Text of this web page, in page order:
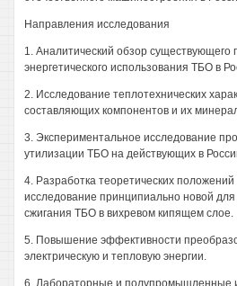
Направления исследования
1. Аналитический обзор существующего
энергетического использования ТБО в
2. Исследование теплотехнических
составляющих компонентов и их
3. Экспериментальное исследование
утилизации ТБО на действующих в
4. Разработка теоретических
исследование принципиально новой для
сжигания ТБО в вихревом кипящем слое.
5. Повышение эффективности
электрическую и тепловую энергии.
6. Лабораторные и полупромышленные